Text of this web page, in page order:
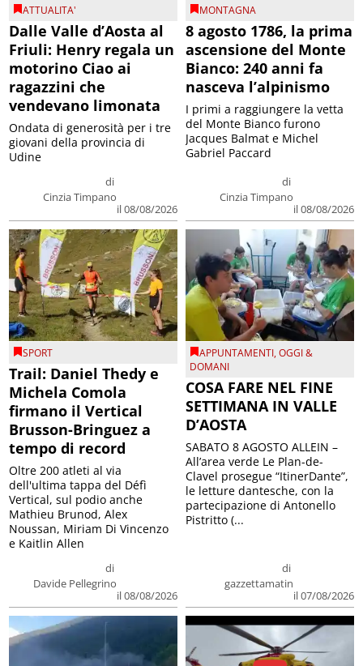
ATTUALITA'
Dalle Valle d’Aosta al
Friuli: Henry regala un
motorino Ciao ai
ragazzini che
vendevano limonata
di
Cinzia Timpano
il 08/08/2026
Ondata di generosità per i tre
giovani della provincia di
Udine
MONTAGNA
8 agosto 1786, la prima
ascensione del Monte
Bianco: 240 anni fa
nasceva l’alpinismo
di
Cinzia Timpano
il 08/08/2026
I primi a raggiungere la vetta
del Monte Bianco furono
Jacques Balmat e Michel
Gabriel Paccard
SPORT
Trail: Daniel Thedy e
Michela Comola
firmano il Vertical
Brusson-Bringuez a
tempo di record
di
Davide Pellegrino
il 08/08/2026
Oltre 200 atleti al via
dell'ultima tappa del Défì
Vertical, sul podio anche
Mathieu Brunod, Alex
Noussan, Miriam Di Vincenzo
e Kaitlin Allen
APPUNTAMENTI,OGGI &
DOMANI
COSA FARE NEL FINE
SETTIMANA IN VALLE
D’AOSTA
di
gazzettamatin
il 07/08/2026
SABATO 8 AGOSTO ALLEIN –
All’area verde Le Plan-de-
Clavel prosegue “ItinerDante”,
le letture dantesche, con la
partecipazione di Antonello
Pistritto (...